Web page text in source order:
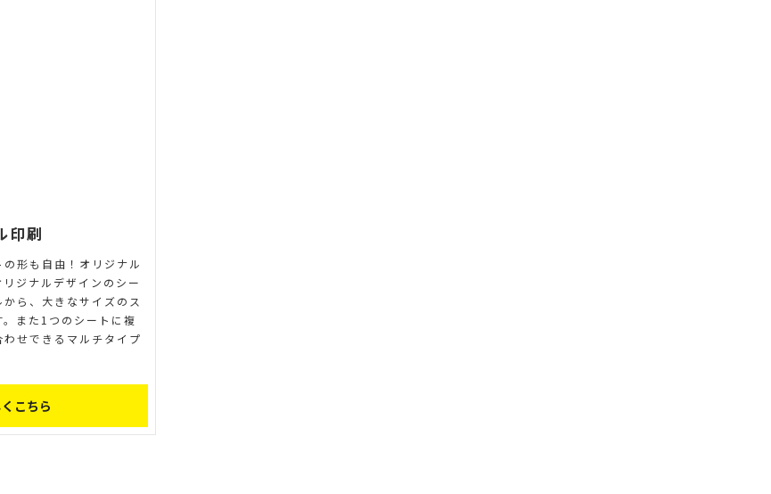
印刷
形も自由！オリジナル
ジナルデザインのシー
ら、大きなサイズのス
また1つのシートに複
せできるマルチタイプ
こちら